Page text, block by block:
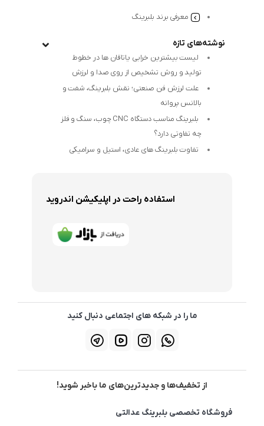
معرفی برند بلبرینگ
نوشته‌های تازه
لیست بیشترین خرابی‌ یاتاقان ها در خطوط
تولید و روش تشخیص از روی صدا و لرزش
علت لرزش فن صنعتی؛ نقش بلبرینگ، شفت و
بالانس پروانه
بلبرینگ مناسب دستگاه CNC چوب، سنگ و فلز
چه تفاوتی دارد؟
تفاوت بلبرینگ های عادی، استیل و سرامیکی
استفاده راحت در اپلیکیشن اندروید
ما را در شبکه های اجتماعی دنبال کنید
از تخفیف‌ها و جدیدترین‌های ما باخبر شوید!
فروشگاه تخصصی بلبرینگ عدالتی